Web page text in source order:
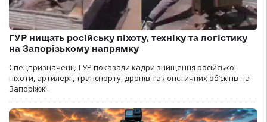
ГУР нищать російську піхоту, техніку та логістику
на Запорізькому напрямку
Спецпризначенці ГУР показали кадри знищення російської
піхоти, артилерії, транспорту, дронів та логістичних об’єктів на
Запоріжжі.